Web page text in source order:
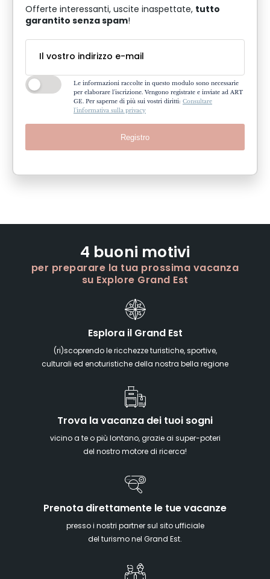
Offerte interessanti, uscite inaspettate, tutto
garantito senza spam!
Le informazioni raccolte in questo modulo sono necessarie
per elaborare l'iscrizione. Vengono registrate e inviate ad ART
GE. Per saperne di più sui vostri diritti: Consultare
l'informativa sulla privacy
Registro
4 buoni motivi
per preparare la tua prossima vacanza
su Explore Grand Est
Esplora il Grand Est
(ri)scoprendo le ricchezze turistiche, sportive,
culturali ed enoturistiche della nostra bella regione
Trova la vacanza dei tuoi sogni
vicino a te o più lontano, grazie ai super-poteri
del nostro motore di ricerca!
Prenota direttamente le tue vacanze
presso i nostri partner sul sito ufficiale
del turismo nel Grand Est.